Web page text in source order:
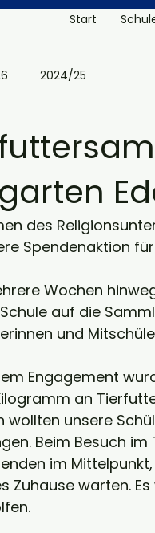
Start
2024/25
des
Spendenaktion
Wochen
auf die
und
Engagement
an
wollten unsere
Beim Besuch
im
Zuhause warten.